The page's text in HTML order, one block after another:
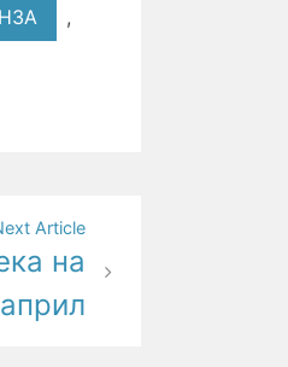
,
Article
на